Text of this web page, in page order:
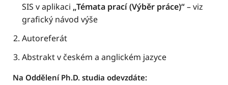
SIS v aplikaci „Témata prací (Výběr práce)“– viz
grafický návod výše
Autoreferát
Abstrakt v českém a anglickém jazyce
Na Oddělení Ph.D. studia odevzdáte: